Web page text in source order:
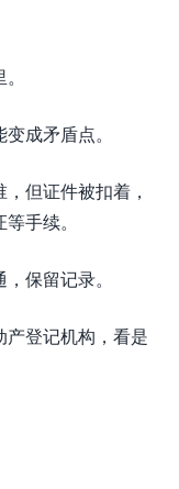
成矛盾点。
但证件被扣着，
手续。
保留记录。
登记机构，看是